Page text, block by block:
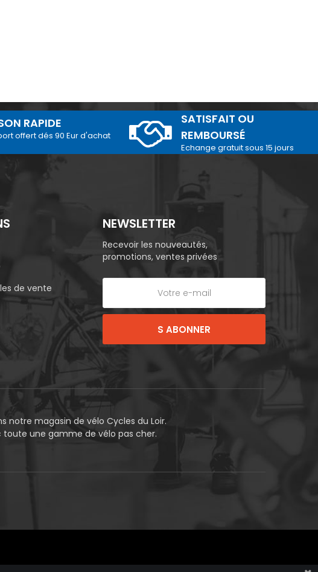
RAPIDE
offert dés 90 Eur d'achat
SATISFAIT OU
REMBOURSÉ
Echange gratuit sous 15 jours
de vente
NEWSLETTER
Recevoir les nouveautés,
promotions, ventes privées
S ABONNER
magasin de vélo Cycles du Loir.
une gamme de vélo pas cher.